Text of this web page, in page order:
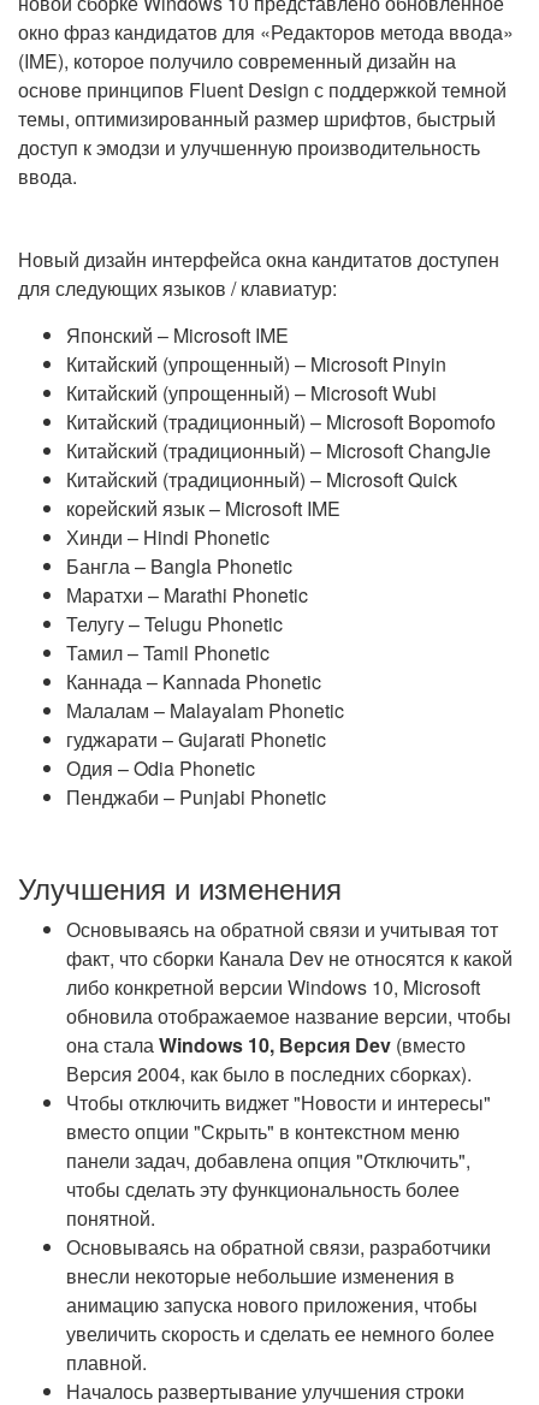
окно фраз кандидатов для «Редакторов метода ввода»
(IME), которое получило современный дизайн на
основе принципов Fluent Design с поддержкой темной
темы, оптимизированный размер шрифтов, быстрый
доступ к эмодзи и улучшенную производительность
ввода.
Новый дизайн интерфейса окна кандитатов доступен
для следующих языков / клавиатур:
Японский – Microsoft IME
Китайский (упрощенный) – Microsoft Pinyin
Китайский (упрощенный) – Microsoft Wubi
Китайский (традиционный) – Microsoft Bopomofo
Китайский (традиционный) – Microsoft ChangJie
Китайский (традиционный) – Microsoft Quick
корейский язык – Microsoft IME
Хинди – Hindi Phonetic
Бангла – Bangla Phonetic
Маратхи – Marathi Phonetic
Телугу – Telugu Phonetic
Тамил – Tamil Phonetic
Каннада – Kannada Phonetic
Малалам – Malayalam Phonetic
гуджарати – Gujarati Phonetic
Одия – Odia Phonetic
Пенджаби – Punjabi Phonetic
Улучшения и изменения
Основываясь на обратной связи и учитывая тот
факт, что сборки Канала Dev не относятся к какой
либо конкретной версии Windows 10, Microsoft
обновила отображаемое название версии, чтобы
она сталаWindows 10, Версия Dev (вместо
Версия 2004, как было в последних сборках).
Чтобы отключить виджет "Новости и интересы"
вместо опции "Скрыть" в контекстном меню
панели задач, добавлена опция "Отключить",
чтобы сделать эту функциональность более
понятной.
Основываясь на обратной связи, разработчики
внесли некоторые небольшие изменения в
анимацию запуска нового приложения, чтобы
увеличить скорость и сделать ее немного более
плавной.
Началось развертывание улучшения строки